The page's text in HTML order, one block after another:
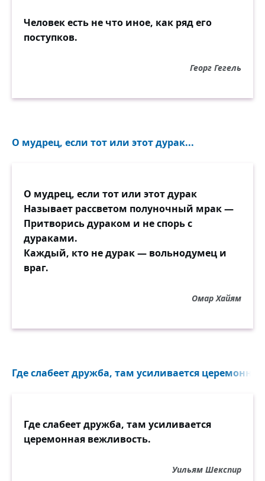
Человек есть не что иное, как ряд его
поступков.
Георг Гегель
О мудрец, если тот или этот дурак...
О мудрец, если тот или этот дурак
Называет рассветом полуночный мрак —
Притворись дураком и не спорь с
дураками.
Каждый, кто не дурак — вольнодумец и
враг.
Омар Хайям
Где слабеет дружба, там усиливается
Где слабеет дружба, там усиливается
церемонная вежливость.
Уильям Шекспир